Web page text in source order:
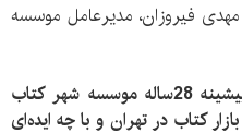
مهدی فیروزان، مدیرعامل موسسه
به عنوان سوال اول، کمی درباره پیشینه 28ساله موسسه شهر کتاب
کتاب در تهران و با چه ایده‌ای